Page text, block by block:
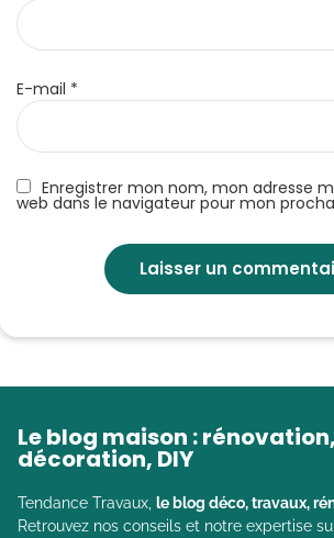
Enregistrer mon nom, mon adresse
web dans le navigateur pour mon
E-mail *
Le blog maison : rénovation,
décoration, DIY
Tendance Travaux, le blog déco, travaux,
Retrouvez nos conseils et notre expertise